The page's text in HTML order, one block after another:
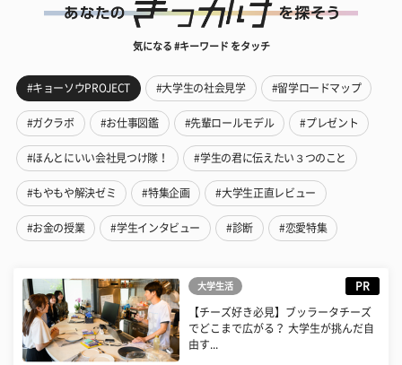
気になる #キーワード をタッチ
#キョーソウPROJECT #大学生の社会見学 #留学ロードマップ
#ガクラボ #お仕事図鑑 #先輩ロールモデル #プレゼント
#ほんとにいい会社見つけ隊！ #学生の君に伝えたい３つのこと
#もやもや解決ゼミ #特集企画 #大学生正直レビュー
#お金の授業 #学生インタビュー #診断 #恋愛特集
大学生活 PR
【チーズ好き必見】ブッラータチーズ
でどこまで広がる？ 大学生が挑んだ自
由す...